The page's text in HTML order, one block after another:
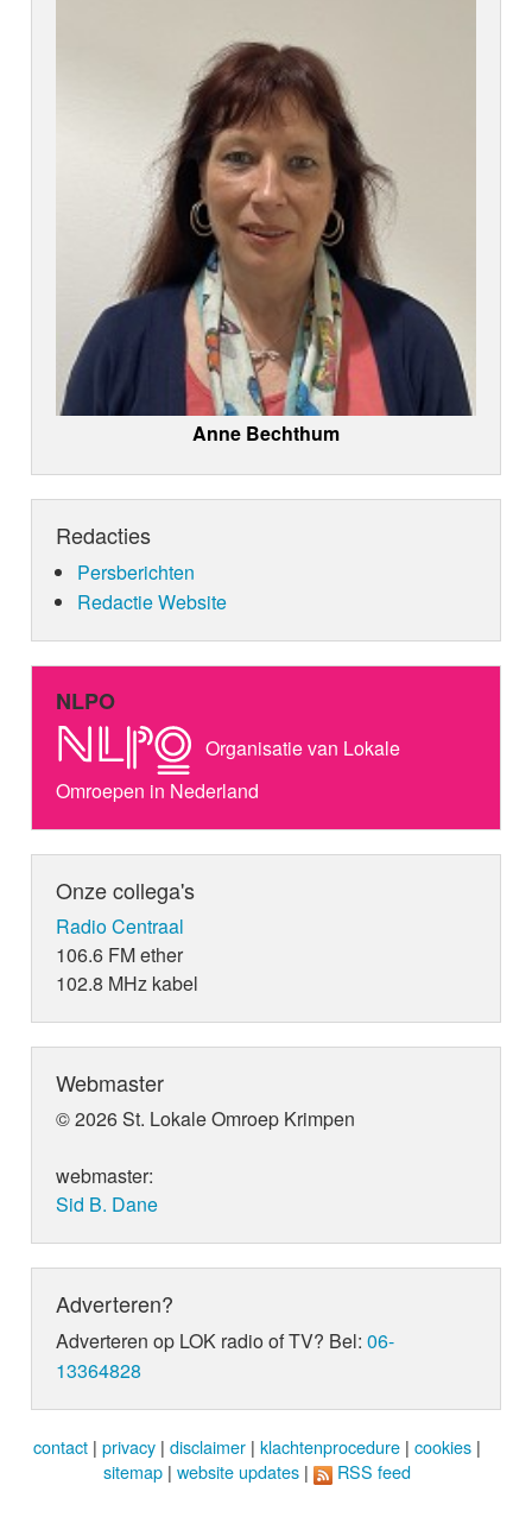
Anne Bechthum
Redacties
Persberichten
Redactie Website
NLPO
Organisatie van Lokale
Omroepen in Nederland
Onze collega's
Radio Centraal
106.6 FM ether
102.8 MHz kabel
Webmaster
© 2026 St. Lokale Omroep Krimpen
webmaster:
Sid B. Dane
Adverteren?
Adverteren op LOK radio of TV? Bel:06-
13364828
contact | privacy | disclaimer | klachtenprocedure | cookies |
sitemap | website updates | RSS feed